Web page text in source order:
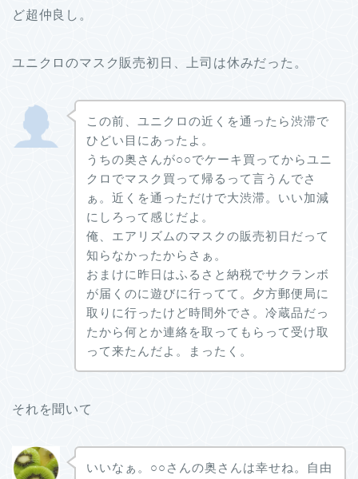
ど超仲良し。
ユニクロのマスク販売初日、上司は休みだった。
この前、ユニクロの近くを通ったら渋滞で
ひどい目にあったよ。
うちの奥さんが○○でケーキ買ってからユニ
クロでマスク買って帰るって言うんでさ
ぁ。近くを通っただけで大渋滞。いい加減
にしろって感じだよ。
俺、エアリズムのマスクの販売初日だって
知らなかったからさぁ。
おまけに昨日はふるさと納税でサクランボ
が届くのに遊びに行ってて。夕方郵便局に
取りに行ったけど時間外でさ。冷蔵品だっ
たから何とか連絡を取ってもらって受け取
って来たんだよ。まったく。
それを聞いて
いいなぁ。○○さんの奥さんは幸せね。自由